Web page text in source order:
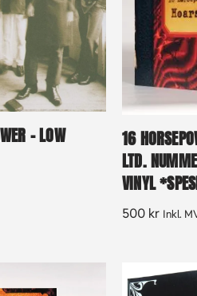
– LOW
16
LTD.
VINYL
500 kr Inkl.